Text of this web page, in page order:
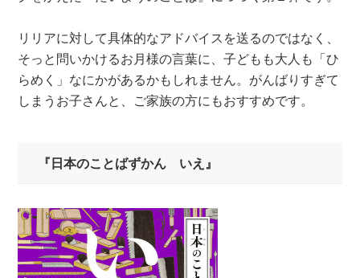
リリアに対して具体的なアドバイスを送るのではなく、
そっと問いかけるお月様の言葉に、子どもも大人も「ひ
らめく」なにかがあるかもしれません。がんばりすぎて
しまうお子さんと、ご家族の方にもおすすめです。
『日本のことばずかん いえ』